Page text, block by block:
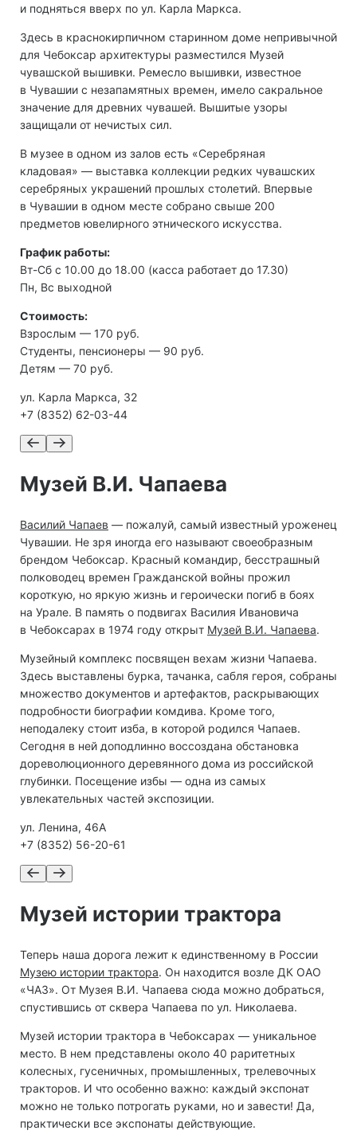
и подняться вверх по ул. Карла Маркса.
Здесь в краснокирпичном старинном доме непривычной
для Чебоксар архитектуры разместился Музей
чувашской вышивки. Ремесло вышивки, известное
в Чувашии с незапамятных времен, имело сакральное
значение для древних чувашей. Вышитые узоры
защищали от нечистых сил.
В музее в одном из залов есть «Серебряная
кладовая» — выставка коллекции редких чувашских
серебряных украшений прошлых столетий. Впервые
в Чувашии в одном месте собрано свыше 200
предметов ювелирного этнического искусства.
График работы:
Вт-Сб с 10.00 до 18.00 (касса работает до 17.30)
Пн, Вс выходной
Стоимость:
Взрослым — 170 руб.
Студенты, пенсионеры — 90 руб.
Детям — 70 руб.
ул. Карла Маркса, 32
+7 (8352) 62-03-44
Музей В.И. Чапаева
Василий Чапаев — пожалуй, самый известный уроженец
Чувашии. Не зря иногда его называют своеобразным
брендом Чебоксар. Красный командир, бесстрашный
полководец времен Гражданской войны прожил
короткую, но яркую жизнь и героически погиб в боях
на Урале. В память о подвигах Василия Ивановича
в Чебоксарах в 1974 году открыт Музей В.И. Чапаева.
Музейный комплекс посвящен вехам жизни Чапаева.
Здесь выставлены бурка, тачанка, сабля героя, собраны
множество документов и артефактов, раскрывающих
подробности биографии комдива. Кроме того,
неподалеку стоит изба, в которой родился Чапаев.
Сегодня в ней доподлинно воссоздана обстановка
дореволюционного деревянного дома из российской
глубинки. Посещение избы — одна из самых
увлекательных частей экспозиции.
ул. Ленина, 46А
+7 (8352) 56-20-61
Музей истории трактора
Теперь наша дорога лежит к единственному в России
Музею истории трактора. Он находится возле ДК ОАО
«ЧАЗ». От Музея В.И. Чапаева сюда можно добраться,
спустившись от сквера Чапаева по ул. Николаева.
Музей истории трактора в Чебоксарах — уникальное
место. В нем представлены около 40 раритетных
колесных, гусеничных, промышленных, трелевочных
тракторов. И что особенно важно: каждый экспонат
можно не только потрогать руками, но и завести! Да,
практически все экспонаты действующие.